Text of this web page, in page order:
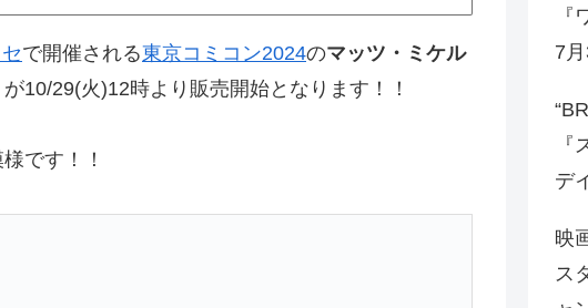
で開催される東京コミコン2024のマッツ・ミケル
10/29(火)12時より販売開始となります！！
です！！
7
デ
映
ス